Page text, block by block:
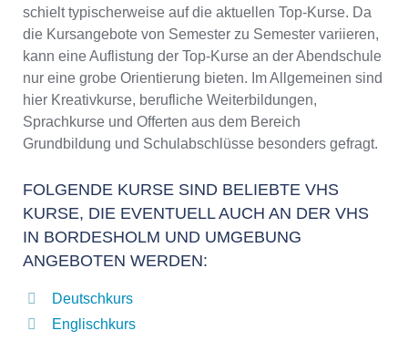
schielt typischerweise auf die aktuellen Top-Kurse. Da
die Kursangebote von Semester zu Semester variieren,
kann eine Auflistung der Top-Kurse an der Abendschule
nur eine grobe Orientierung bieten. Im Allgemeinen sind
hier Kreativkurse, berufliche Weiterbildungen,
Sprachkurse und Offerten aus dem Bereich
Grundbildung und Schulabschlüsse besonders gefragt.
FOLGENDE KURSE SIND BELIEBTE VHS
KURSE, DIE EVENTUELL AUCH AN DER VHS
IN BORDESHOLM UND UMGEBUNG
ANGEBOTEN WERDEN:
Deutschkurs
Englischkurs